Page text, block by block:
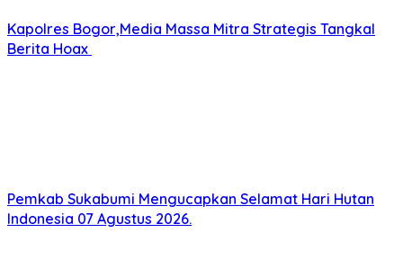
Kapolres Bogor,Media Massa Mitra Strategis Tangkal
Berita Hoax
Pemkab Sukabumi Mengucapkan Selamat Hari Hutan
Indonesia 07 Agustus 2026.